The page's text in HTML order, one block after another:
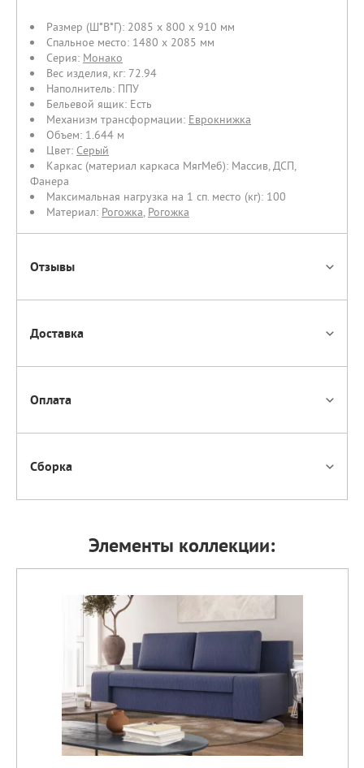
Размер (Ш*В*Г): 2085 x 800 x 910 мм
Спальное место: 1480 х 2085 мм
Серия: Монако
Вес изделия, кг: 72.94
Наполнитель: ППУ
Бельевой ящик: Есть
Механизм трансформации: Еврокнижка
Объем: 1.644 м
Цвет: Серый
Каркас (материал каркаса МягМеб): Массив,ДСП,
Фанера
Максимальная нагрузка на 1 сп. место (кг): 100
Материал: Рогожка, Рогожка
Отзывы
Доставка
Оплата
Сборка
Элементы коллекции: